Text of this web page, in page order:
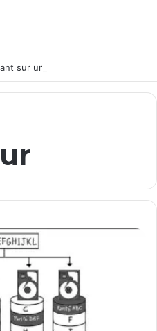
sur un NAS Synology